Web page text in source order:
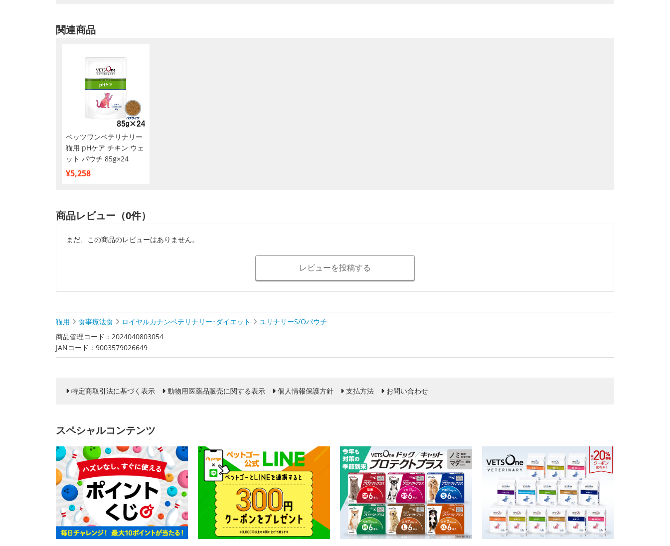
関連商品
ベッツワンベテリナリー
猫用 pHケア チキン ウェ
ット パウチ 85g×24
¥5,258
商品レビュー（0件）
まだ、この商品のレビューはありません。
レビューを投稿する
猫用 食事療法食 ロイヤルカナンベテリナリー･ダイエット
ユリナリーS/Oパウチ
商品管理コード：2024040803054
JANコード：9003579026649
特定商取引法に基づく表示 動物用医薬品販売に関する表示 個人情報保護方針 支払方法 お問い合わせ
スペシャルコンテンツ